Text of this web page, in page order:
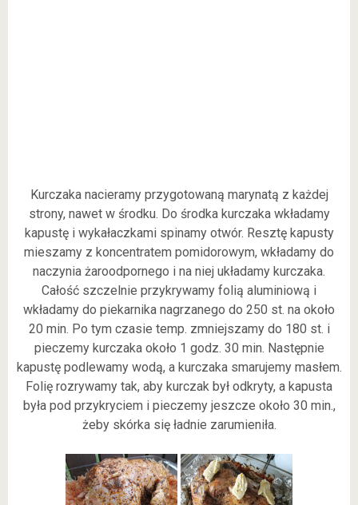
Kurczaka nacieramy przygotowaną marynatą z każdej
strony, nawet w środku. Do środka kurczaka wkładamy
kapustę i wykałaczkami spinamy otwór. Resztę kapusty
mieszamy z koncentratem pomidorowym, wkładamy do
naczynia żaroodpornego i na niej układamy kurczaka.
Całość szczelnie przykrywamy folią aluminiową i
wkładamy do piekarnika nagrzanego do 250 st. na około
20 min. Po tym czasie temp. zmniejszamy do 180 st. i
pieczemy kurczaka około 1 godz. 30 min. Następnie
kapustę podlewamy wodą, a kurczaka smarujemy masłem.
Folię rozrywamy tak, aby kurczak był odkryty, a kapusta
była pod przykryciem i pieczemy jeszcze około 30 min.,
żeby skórka się ładnie zarumieniła.